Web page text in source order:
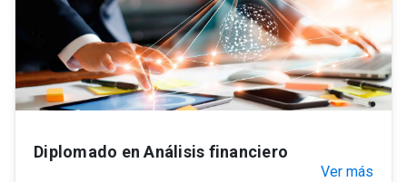
Diplomado en Análisis financiero
Ver más